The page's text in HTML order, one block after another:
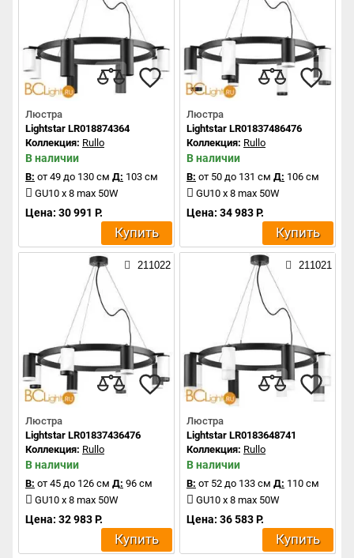
Люстра
Lightstar LR018874364
Коллекция: Rullo
В наличии
В: от 49 до 130 см Д: 103 см
GU10 x 8 max 50W
Цена: 30 991 Р.
Купить
Люстра
Lightstar LR01837486476
Коллекция: Rullo
В наличии
В: от 50 до 131 см Д: 106 см
GU10 x 8 max 50W
Цена: 34 983 Р.
Купить
211022
Люстра
Lightstar LR01837436476
Коллекция: Rullo
В наличии
В: от 45 до 126 см Д: 96 см
GU10 x 8 max 50W
Цена: 32 983 Р.
Купить
211021
Люстра
Lightstar LR0183648741
Коллекция: Rullo
В наличии
В: от 52 до 133 см Д: 110 см
GU10 x 8 max 50W
Цена: 36 583 Р.
Купить